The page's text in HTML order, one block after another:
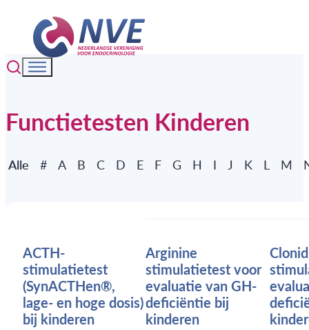
Functietesten Kinderen
Functietesten glossary
Alle # A B C D E F G H I J K L M
ACTH-
stimulatietest
(SynACTHen®,
lage- en hoge dosis)
bij kinderen
Arginine
stimulatietest voor
evaluatie van GH-
deficiëntie bij
kinderen